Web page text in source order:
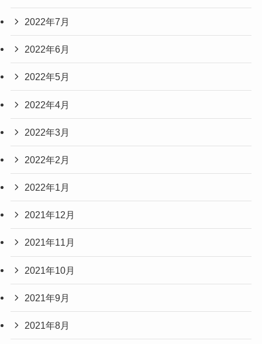
2022年7月
2022年6月
2022年5月
2022年4月
2022年3月
2022年2月
2022年1月
2021年12月
2021年11月
2021年10月
2021年9月
2021年8月